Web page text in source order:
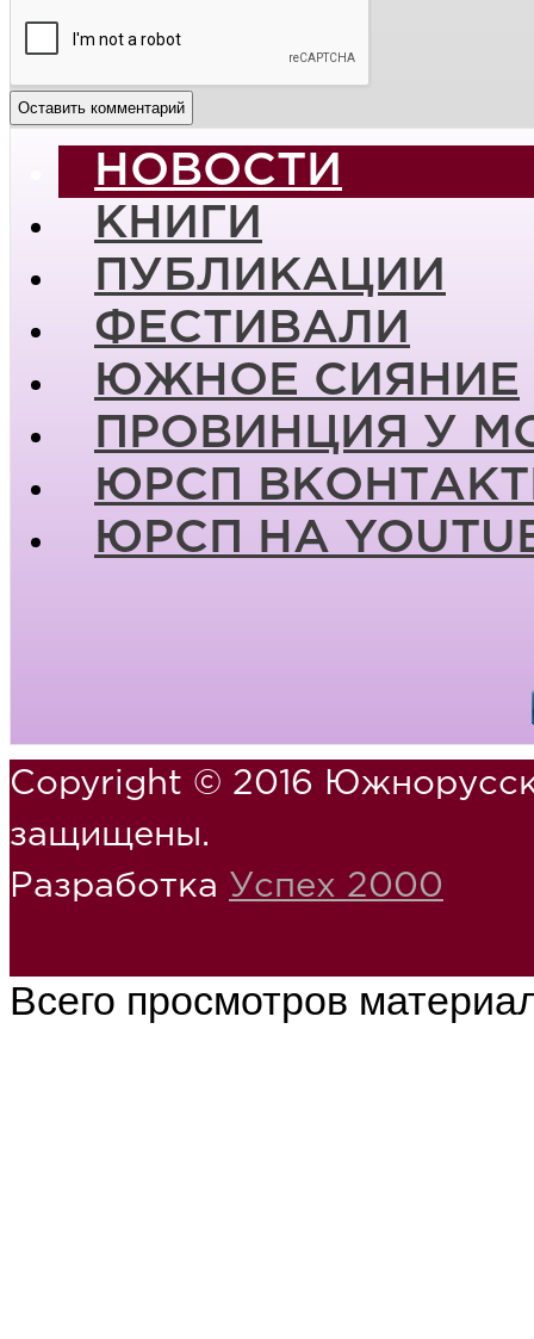
НОВОСТИ
КНИГИ
ПУБЛИКАЦИИ
ФЕСТИВАЛИ
ЮЖНОЕ СИЯНИЕ
ПРОВИНЦИЯ У
ЮРСП
ЮРСП НА
Copyright © 2016
защищены.
Разработка Успех 2000
Всего просмотров